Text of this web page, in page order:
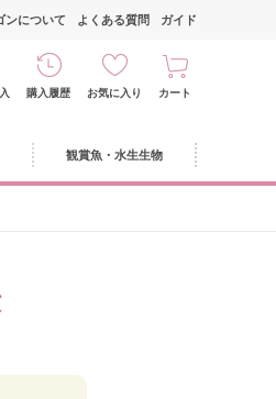
ンについて よくある質問 ガイド
購入履歴 お気に入り カート
観賞魚・水生生物